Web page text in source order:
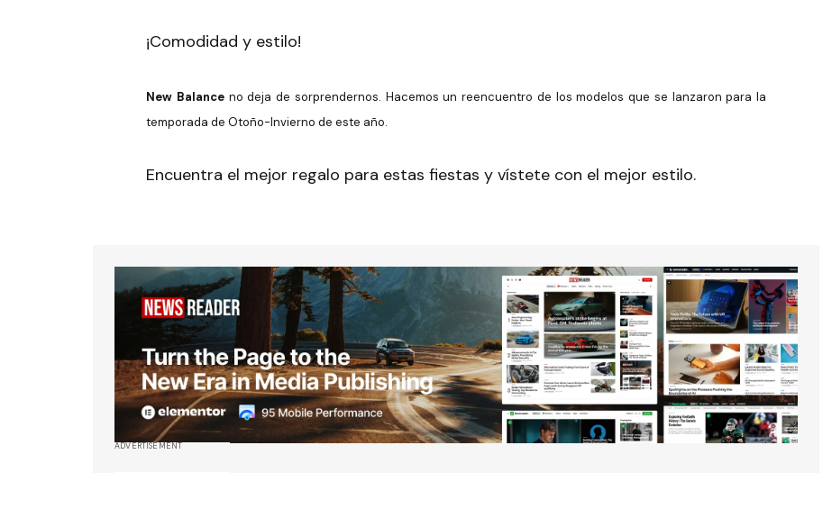
¡Comodidad y estilo!
New Balanceno deja de sorprendernos. Hacemos un reencuentro de los modelos que se lanzaron para la
temporada de Otoño-Invierno de este año.
Encuentra el mejor regalo para estas fiestas y vístete con el mejor estilo.
ADVERTISEMENT